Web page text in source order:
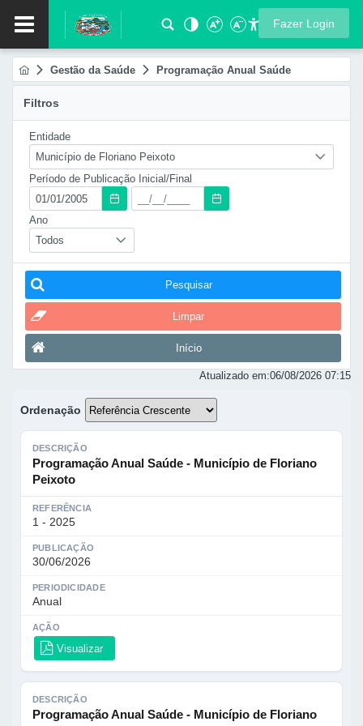
Fazer Login
Gestão da Saúde Programação Anual Saúde
Filtros
Entidade
Município de Floriano Peixoto
Período de Publicação Inicial/Final
Ano
Todos
Pesquisar
Limpar
Início
Atualizado em:06/08/2026 07:15
Ordenação
DESCRIÇÃO
Programação Anual Saúde - Município de Floriano
Peixoto
REFERÊNCIA
1 - 2025
PUBLICAÇÃO
30/06/2026
PERIODICIDADE
Anual
AÇÃO
Visualizar
DESCRIÇÃO
Programação Anual Saúde - Município de Floriano